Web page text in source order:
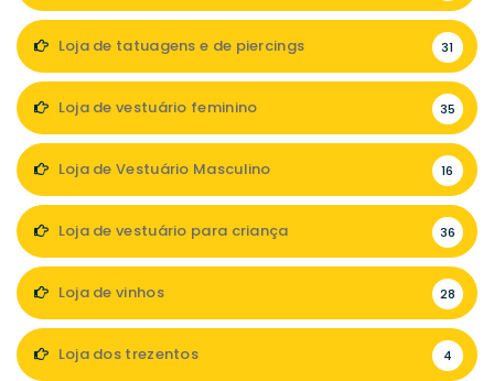
Loja de tatuagens e de piercings 31
Loja de vestuário feminino 35
Loja de Vestuário Masculino 16
Loja de vestuário para criança 36
Loja de vinhos 28
Loja dos trezentos 4